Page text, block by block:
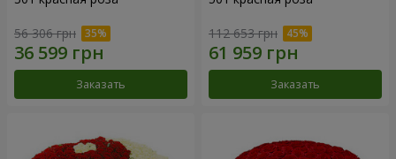
56 306 грн
Заказать
112 653 грн
Заказать